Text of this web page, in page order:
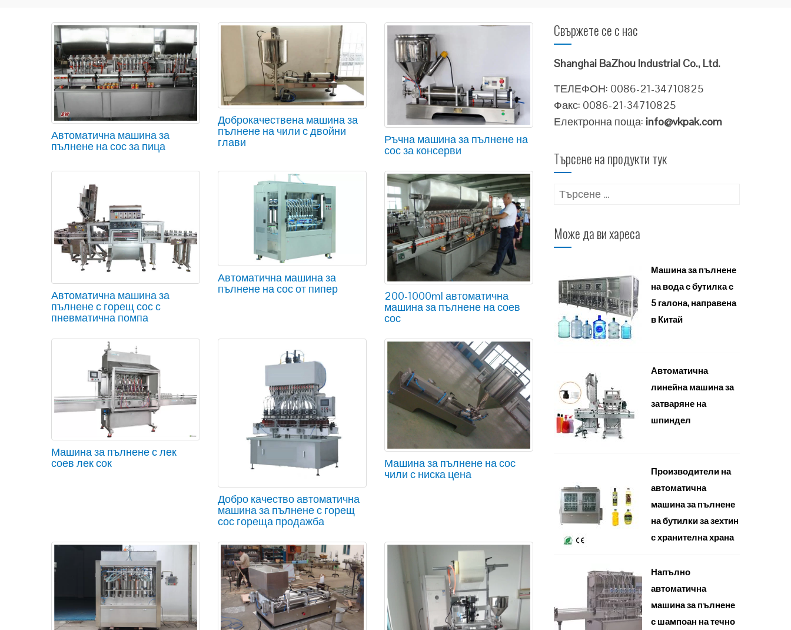
Автоматична машина за
пълнене на сос за пица
Доброкачествена машина за
пълнене на чили с двойни
глави
Ръчна машина за пълнене на
сос за консерви
Автоматична машина за
пълнене с горещ сос с
пневматична помпа
Автоматична машина за
пълнене на сос от пипер
200-1000ml автоматична
машина за пълнене на соев
сос
Машина за пълнене с лек
соев лек сок
Добро качество автоматична
машина за пълнене с горещ
сос гореща продажба
Машина за пълнене на сос
чили с ниска цена
Свържете се с нас
Shanghai BaZhou Industrial Co., Ltd.
ТЕЛЕФОН: 0086-21-34710825
Факс: 0086-21-34710825
Електронна поща: info@vkpak.com
Търсене на продукти тук
Търсене
Може да ви хареса
Машина за пълнене
на вода с бутилка с
5 галона, направена
в Китай
Автоматична
линейна машина за
затваряне на
шпиндел
Производители на
автоматична
машина за пълнене
на бутилки за зехтин
с хранителна храна
Напълно
автоматична
машина за пълнене
с шампоан на течно